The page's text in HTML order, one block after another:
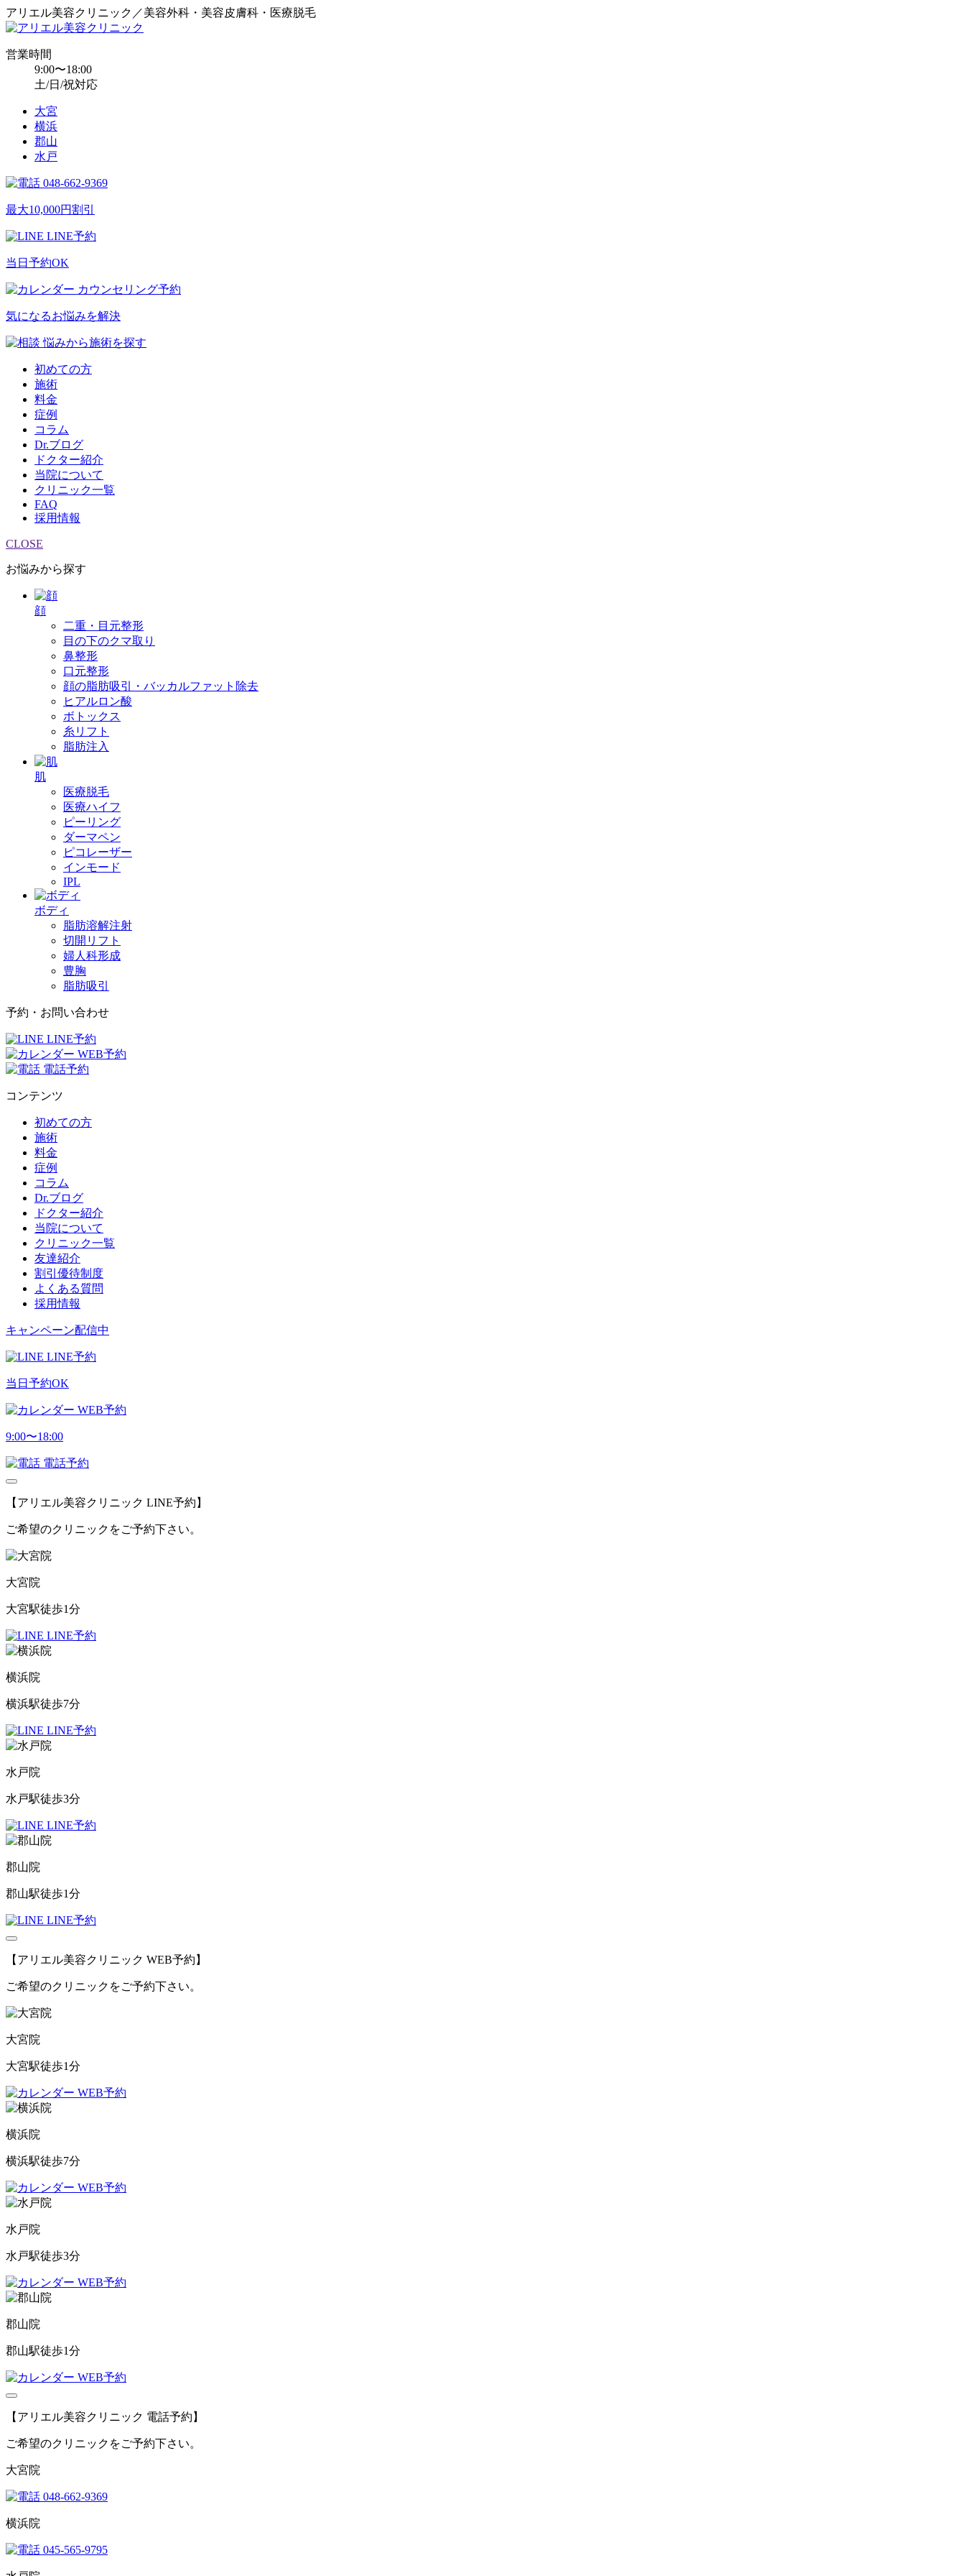
アリエル美容クリニック／美容外科・美容皮膚科・医療脱毛
営業時間
9:00〜18:00
土/日/祝対応
大宮
横浜
郡山
水戸
048-662-9369
最大10,000円割引
LINE予約
当日予約OK
カウンセリング予約
気になるお悩みを解決
悩みから施術を探す
初めての方
施術
料金
症例
コラム
Dr.ブログ
ドクター紹介
当院について
クリニック一覧
FAQ
採用情報
CLOSE
お悩みから探す
顔
二重・目元整形
目の下のクマ取り
鼻整形
口元整形
顔の脂肪吸引・バッカルファット除去
ヒアルロン酸
ボトックス
糸リフト
脂肪注入
肌
医療脱毛
医療ハイフ
ピーリング
ダーマペン
ピコレーザー
インモード
IPL
ボディ
脂肪溶解注射
切開リフト
婦人科形成
豊胸
脂肪吸引
予約・お問い合わせ
LINE予約
WEB予約
電話予約
コンテンツ
初めての方
施術
料金
症例
コラム
Dr.ブログ
ドクター紹介
当院について
クリニック一覧
友達紹介
割引優待制度
よくある質問
採用情報
キャンペーン配信中
LINE予約
当日予約OK
WEB予約
9:00〜18:00
電話予約
【アリエル美容クリニック LINE予約】
ご希望のクリニックをご予約下さい。
大宮院
大宮駅徒歩1分
LINE予約
横浜院
横浜駅徒歩7分
LINE予約
水戸院
水戸駅徒歩3分
LINE予約
郡山院
郡山駅徒歩1分
LINE予約
【アリエル美容クリニック WEB予約】
ご希望のクリニックをご予約下さい。
大宮院
大宮駅徒歩1分
WEB予約
横浜院
横浜駅徒歩7分
WEB予約
水戸院
水戸駅徒歩3分
WEB予約
郡山院
郡山駅徒歩1分
WEB予約
【アリエル美容クリニック 電話予約】
ご希望のクリニックをご予約下さい。
大宮院
048-662-9369
横浜院
045-565-9795